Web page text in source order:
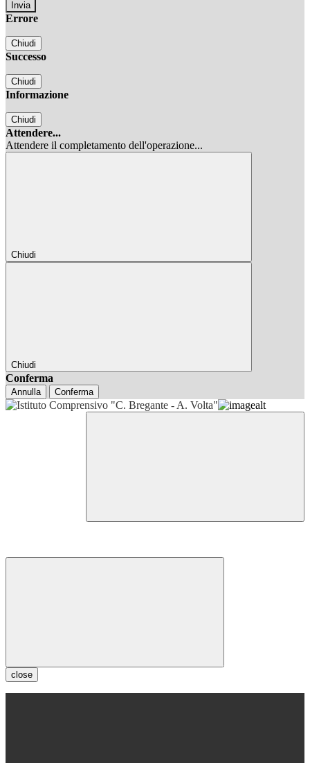
Errore
Chiudi
Successo
Chiudi
Informazione
Chiudi
Attendere...
Attendere il completamento dell'operazione...
Chiudi
Chiudi
Conferma
Annulla Conferma
close